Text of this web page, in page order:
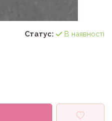
Статус: В наявності